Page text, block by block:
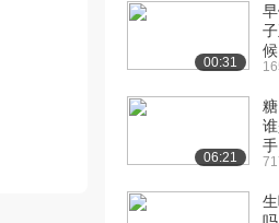
00:31
候
06:21
手